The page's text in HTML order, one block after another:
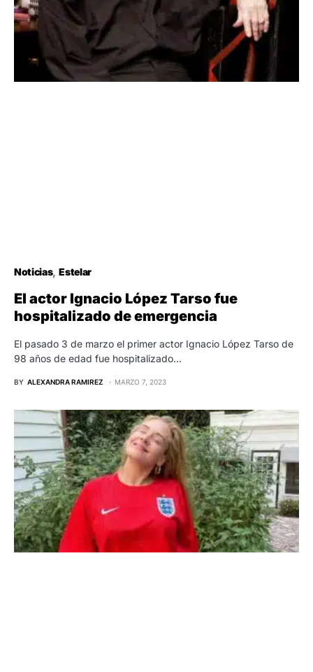
Noticias Estelar
El actor Ignacio López Tarso fue
hospitalizado de emergencia
El pasado 3 de marzo el primer actor Ignacio López Tarso de
98 años de edad fue hospitalizado…
BY ALEXANDRA RAMIREZ MARZO 7, 2023